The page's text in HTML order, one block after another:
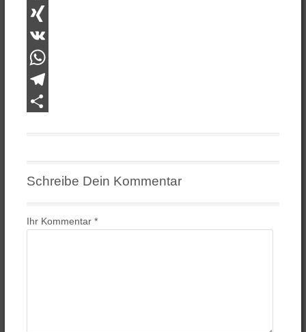
Pinterest
XING
VK
WhatsApp
Telegram
Schreibe Dein Kommentar
Ihr Kommentar *